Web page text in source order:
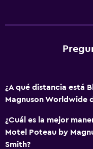
¿A qué distancia está
Magnuson Worldwide
¿Cuál es la mejor
Motel Poteau by
Smith?